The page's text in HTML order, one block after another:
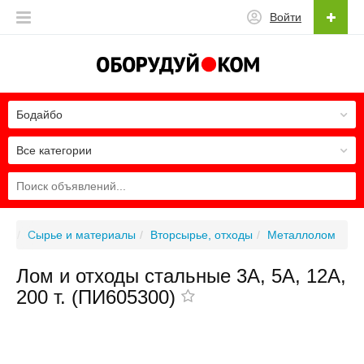
Войти
Все категории
Бодайбо
Сырье и материалы Вторсырье, отходы Металлолом
Лом и отходы стальные 3А, 5А, 12А,
200 т. (ПИ605300)